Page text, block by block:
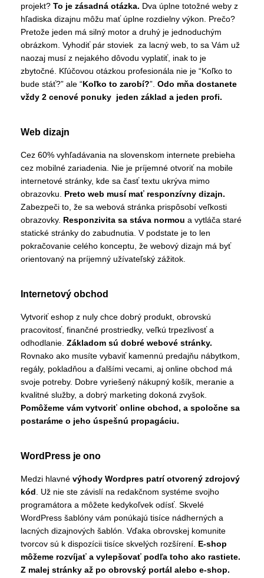
projekt? To je zásadná otázka. Dva úplne totožné weby z
hľadiska dizajnu môžu mať úplne rozdielny výkon. Prečo?
Pretože jeden má silný motor a druhý je jednoduchým
obrázkom. Vyhodiť pár stoviek za lacný web, to sa Vám už
naozaj musí z nejakého dôvodu vyplatiť, inak to je
zbytočné. Kľúčovou otázkou profesionála nie je “Koľko to
bude stáť?” ale “Koľko to zarobí?”. Odo mňa dostanete
vždy 2 cenové ponuky jeden základ a jeden profi.
Web dizajn
Cez 60% vyhľadávania na slovenskom internete prebieha
cez mobilné zariadenia. Nie je príjemné otvoriť na mobile
internetové stránky, kde sa časť textu ukrýva mimo
obrazovku. Preto web musí mať responzívny dizajn.
Zabezpeči to, že sa webová stránka prispôsobí veľkosti
obrazovky. Responzivita sa stáva normou a vytláča staré
statické stránky do zabudnutia. V podstate je to len
pokračovanie celého konceptu, že webový dizajn má byť
orientovaný na príjemný užívateľský zážitok.
Internetový obchod
Vytvoriť eshop z nuly chce dobrý produkt, obrovskú
pracovitosť, finančné prostriedky, veľkú trpezlivosť a
odhodlanie. Základom sú dobré webové stránky.
Rovnako ako musíte vybaviť kamennú predajňu nábytkom,
regály, pokladňou a ďalšími vecami, aj online obchod má
svoje potreby. Dobre vyriešený nákupný košík, meranie a
kvalitné služby, a dobrý marketing dokoná zvyšok.
Pomôžeme vám vytvoriť online obchod, a spoločne sa
postaráme o jeho úspešnú propagáciu.
WordPress je ono
Medzi hlavné výhody Wordpres patrí otvorený zdrojový
kód . Už nie ste závislí na redakčnom systéme svojho
programátora a môžete kedykoľvek odísť. Skvelé
WordPress šablóny vám ponúkajú tisíce nádherných a
lacných dizajnových šablón. Vďaka obrovskej komunite
tvorcov sú k dispozícii tisíce skvelých rozšírení. E-shop
môžeme rozvíjať a vylepšovať podľa toho ako rastiete.
Z malej stránky až po obrovský portál alebo e-shop.